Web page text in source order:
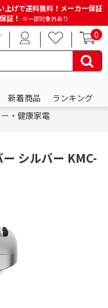
げで送料無料！メーカー保証
証！ ※一部対象外あり
0
新着商品
ランキング
・健康家電
シルバー KMC-